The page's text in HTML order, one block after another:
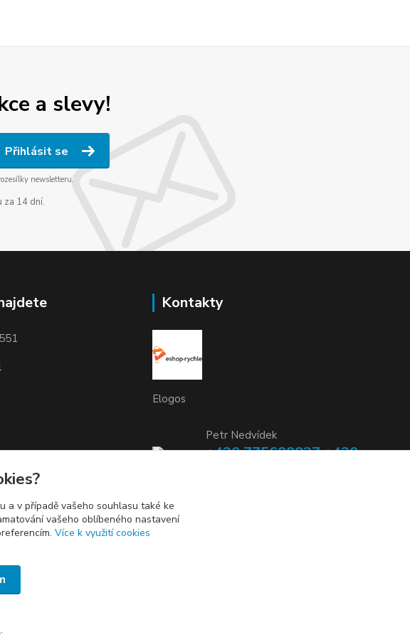
a slevy!
Přihlásit se
newsletteru.
za 14 dní.
Kontakty
Elogos
Petr Nedvídek
+420 775688827 +420
info@elogos.cz
a v případě vašeho souhlasu také ke
vašeho oblíbeného nastavení
Více k využití cookies
.